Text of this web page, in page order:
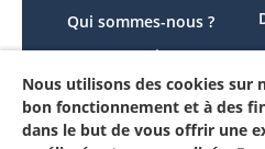
Qui sommes-nous ?
Le projet
Contactez-nous
Mon compte
Nous utilisons des cookies
bon fonctionnement et à des
dans le but de vous offrir une